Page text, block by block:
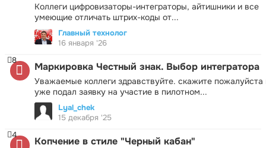
Коллеги цифровизаторы-интеграторы, айтишники и все
умеющие отличать штрих-коды от...
Главный технолог
16 января '26
Маркировка Честный знак. Выбор интегратора
Уважаемые коллеги здравствуйте. скажите пожалуйста
уже подал заявку на участие в пилотном...
8
Lyal_chek
15 декабря '25
Копчение в стиле "Черный кабан"
4